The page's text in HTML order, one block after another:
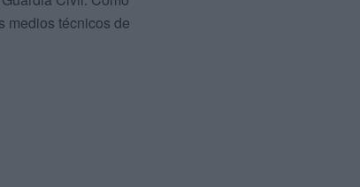
medios técnicos de